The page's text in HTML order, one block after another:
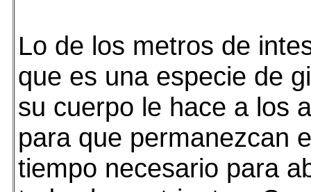
Lo de los metros de
que es una especie de
su cuerpo le hace a los
para que permanezcan
tiempo necesario para